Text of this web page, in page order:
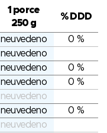
1 porce
250 g
% DDD
neuvedeno
0 %
neuvedeno
neuvedeno
0 %
neuvedeno
0 %
neuvedeno
neuvedeno
0 %
neuvedeno